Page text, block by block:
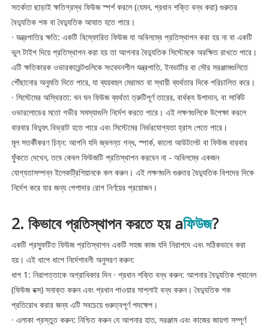
সতর্কতা ছাড়াই ক্ষতিগ্রস্থ ফিউজ স্পর্শ করলে (যেমন, প্রধান শক্তি বন্ধ করা) গুরুতর
বৈদ্যুতিক শক বা বৈদ্যুতিক আঘাত হতে পারে।
· যন্ত্রপাতির ক্ষতি: একটি বিস্ফোরিত ফিউজ যা অবিলম্বে প্রতিস্থাপন করা হয় না বা একটি
ভুল টাইপ দিয়ে প্রতিস্থাপন করা হয় তা আপনার বৈদ্যুতিক সিস্টেমকে অরক্ষিত রাখতে পারে।
এটি ক্ষতিকারক ওভারকারেন্টগুলিকে সংবেদনশীল যন্ত্রপাতি, ইনভার্টার বা সৌর সরঞ্জামগুলিতে
পৌঁছানোর অনুমতি দিতে পারে, যা ব্যয়বহুল মেরামত বা স্থায়ী ব্যর্থতার দিকে পরিচালিত করে।
· সিস্টেমের অস্থিরতা: ঘন ঘন ফিউজ ব্যর্থতা ত্রুটিপূর্ণ তারের, বার্ধক্য উপাদান, বা সার্কিট
ওভারলোডের মতো গভীর সমস্যাগুলি নির্দেশ করতে পারে। এই লক্ষণগুলিকে উপেক্ষা করলে
বারবার বিদ্যুৎ বিভ্রাট হতে পারে এবং সিস্টেমের নির্ভরযোগ্যতা হ্রাস পেতে পারে।
মূল সতর্কীকরণ চিহ্ন: আপনি যদি জ্বলন্ত গন্ধ, স্পার্ক, কালো আউটলেট বা ফিউজ বারবার
ফুঁকতে দেখেন, তবে কেবল ফিউজটি প্রতিস্থাপন করবেন না - অবিলম্বে একজন
যোগ্যতাসম্পন্ন ইলেকট্রিশিয়ানকে কল করুন। এই লক্ষণগুলি গুরুতর বৈদ্যুতিক বিপদের দিকে
নির্দেশ করে যার জন্য পেশাদার রোগ নির্ণয়ের প্রয়োজন।
2. কিভাবে প্রতিস্থাপন করতে হয় aফিউজ?
একটি প্রস্ফুটিত ফিউজ প্রতিস্থাপন একটি সহজ কাজ যদি নিরাপদে এবং সঠিকভাবে করা
হয়। এই ধাপে ধাপে নির্দেশাবলী অনুসরণ করুন:
ধাপ 1: নিরাপত্তাকে অগ্রাধিকার দিন · প্রধান শক্তি বন্ধ করুন: আপনার বৈদ্যুতিক প্যানেল
(ফিউজ বক্স) সনাক্ত করুন এবং প্রধান পাওয়ার সাপ্লাই বন্ধ করুন। বৈদ্যুতিক শক
প্রতিরোধ করার জন্য এটি সবচেয়ে গুরুত্বপূর্ণ পদক্ষেপ।
· এলাকা প্রস্তুত করুন: নিশ্চিত করুন যে আপনার হাত, সরঞ্জাম এবং কাজের জায়গা সম্পূর্ণ